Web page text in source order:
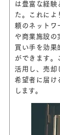
は豊富な経験
た。これによ
頼のネットワ
や商業施設の
買い手を効果
ができます。
活用し、売却
希望者に届け
します。